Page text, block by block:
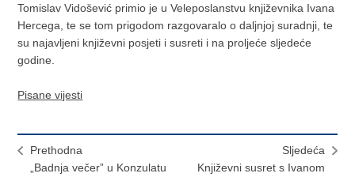
Tomislav Vidošević primio je u Veleposlanstvu književnika Ivana
Hercega, te se tom prigodom razgovaralo o daljnjoj suradnji, te
su najavljeni književni posjeti i susreti i na proljeće sljedeće
godine.
Pisane vijesti
Prethodna
„Badnja večer” u Konzulatu
Sljedeća
Književni susret s Ivanom